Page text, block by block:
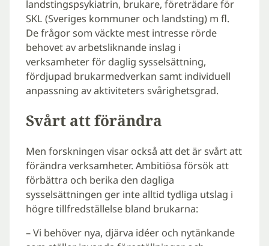
landstingspsykiatrin, brukare, företrädare för
SKL (Sveriges kommuner och landsting) m fl.
De frågor som väckte mest intresse rörde
behovet av arbetsliknande inslag i
verksamheter för daglig sysselsättning,
fördjupad brukarmedverkan samt individuell
anpassning av aktiviteters svårighetsgrad.
Svårt att förändra
Men forskningen visar också att det är svårt att
förändra verksamheter. Ambitiösa försök att
förbättra och berika den dagliga
sysselsättningen ger inte alltid tydliga utslag i
högre tillfredställelse bland brukarna:
– Vi behöver nya, djärva idéer och nytänkande